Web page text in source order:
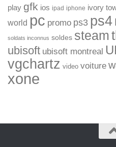
play gfk ios ipad iphone ivory
world pc promo ps3 ps4
soldats inconnus soldes steam
ubisoft ubisoft montreal
vgchartz video voiture
xone